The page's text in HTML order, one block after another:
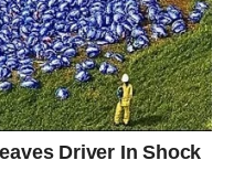
poslovnog okruženja.
pristup biće primećeni
dobiti važan zadatak,
u projektu koji
budućnost.